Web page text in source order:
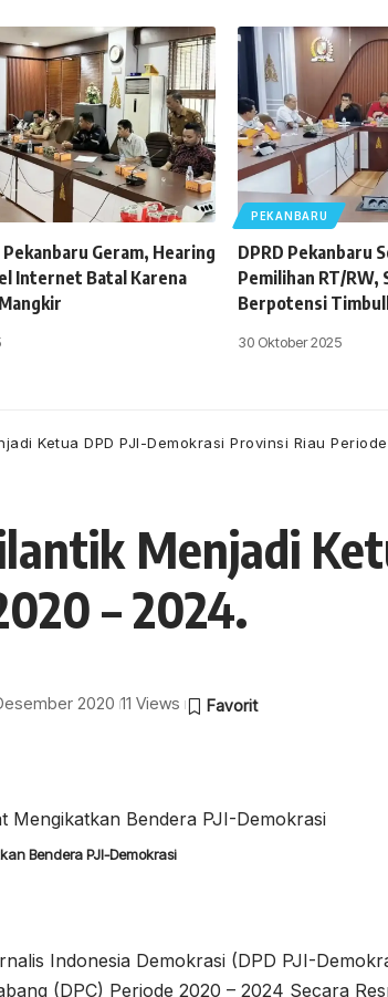
Pekanbaru Geram, Hearing
Internet Batal Karena
PEKANBARU
DPRD Pekanbaru
Pemilihan RT/RW,
Berpotensi
30 Oktober 2025
Ketua DPD PJI-Demokrasi Provinsi Riau
Menjadi
– 2024.
2020 11 Views
Bendera PJI-Demokrasi
Indonesia Demokrasi (DPD PJI-
(DPC) Periode 2020 – 2024 Secara